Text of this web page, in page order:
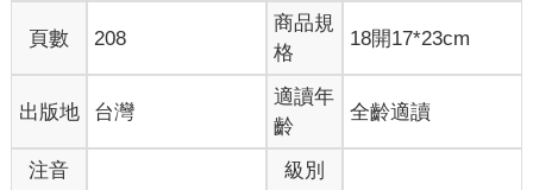
頁數 208
商品規
格
18開17*23cm
出版地 台灣
適讀年
齡
全齡適讀
注音 級別